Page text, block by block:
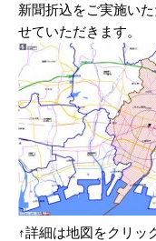
2025/04
2025/03
2025/02
2025/01
2024/12
2024/11
2024/10
新聞折込をご実施い
せていただきます。
↑詳細は地図をクリッ